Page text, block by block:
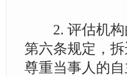
2. 评估机构
第六条规定，
尊重当事人的